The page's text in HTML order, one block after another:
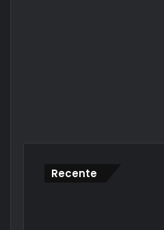
Recente